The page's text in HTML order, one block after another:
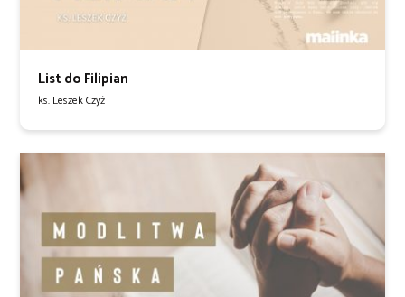
List do Filipian
ks. Leszek Czyż